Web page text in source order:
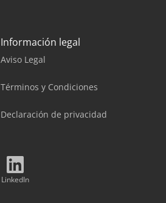
Información legal
Aviso Legal
Términos y Condiciones
Declaración de privacidad
LinkedIn